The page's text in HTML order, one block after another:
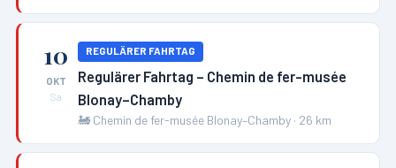
10
OKT
Sa
REGULÄRER FAHRTAG
Regulärer Fahrtag – Chemin de fer-musée
Blonay–Chamby
🚂 Chemin de fer-musée Blonay–Chamby · 26 km